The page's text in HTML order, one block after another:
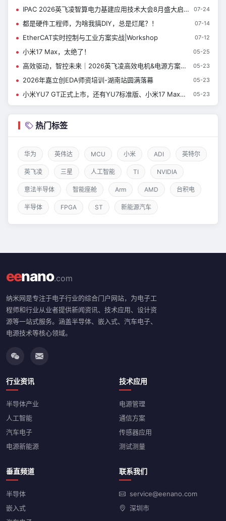
IPAC 2026英飞凌智算电力基建应用技术大会8月盛大启幕 07-24
都是硬件工程师，为啥我搞DIY，总是烂尾？！ 07-14
EtherCAT实时控制与工业方案实战|Workshop 07-12
小米17 Max，太绝了！ 05-25
高效驱动，智控未来｜2026英飞凌高效电机&电源方案技术日即将开启 05-23
2026年嘉立创EDA师资培训-湖南站圆满落幕 05-23
小米YU7 GT正式上市，还有YU7标准版、小米17 Max及众多生态新品 05-23
热门标签
华为 英伟达 MCU 小米 ADI 英特尔
英飞凌 三星 人工智能 TI NVIDIA
意法半导体 智能座舱 Arm AMD 台积电
半导体 FPGA ST 新能源汽车
eenano.com
纳米网是专注于电子行业的综合门户网站，为电子工
程师和行业从业者提供新闻资讯、技术应用、设计资
源等一站式服务。涵盖半导体、嵌入式、汽车电子、
电源技术等核心领域。
行业资讯
半导体产业
人工智能
汽车电子
电源新能源
技术应用
电源管理
通信方案
传感器应用
测试测量
垂直频道
半导体
嵌入式
联系我们
service@eenano.com
深圳市